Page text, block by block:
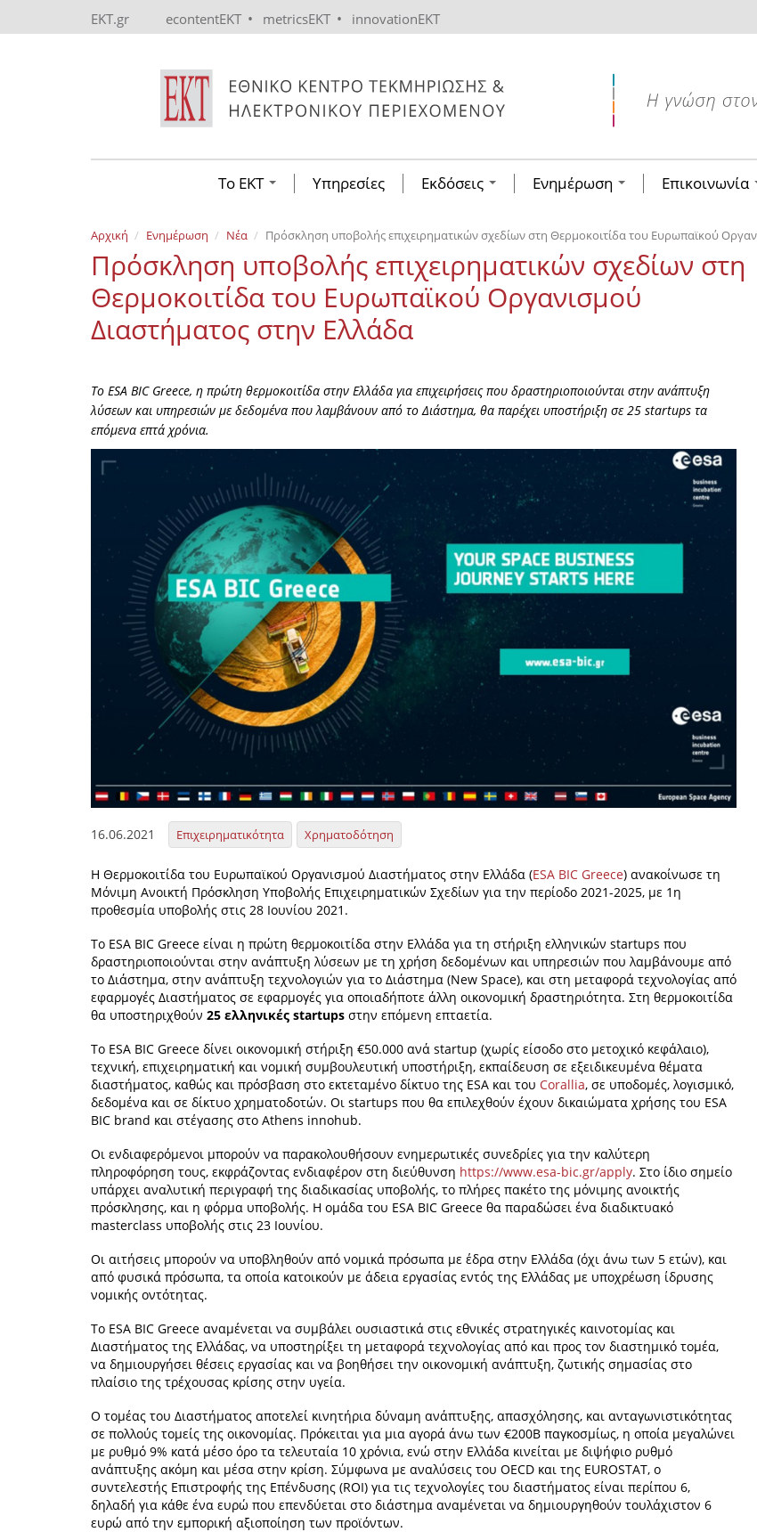
EKT.gr econtentEKT • metricsEKT • innovationEKT
Το ΕΚΤ Υπηρεσίες Εκδόσεις Ενημέρωση Επικοινωνία
Αρχική Ενημέρωση Νέα Πρόσκληση υποβολής επιχειρηματικών σχεδίων στη Θερμοκοιτίδα του Ευρωπαϊκού
Πρόσκληση υποβολής επιχειρηματικών σχεδίων στη
Θερμοκοιτίδα του Ευρωπαϊκού Οργανισμού
Διαστήματος στην Ελλάδα
Το ESA BIC Greece, η πρώτη θερμοκοιτίδα στην Ελλάδα για επιχειρήσεις που δραστηριοποιούνται στην ανάπτυξη
λύσεων και υπηρεσιών με δεδομένα που λαμβάνουν από το Διάστημα, θα παρέχει υποστήριξη σε 25 startups τα
επόμενα επτά χρόνια.
16.06.2021 Επιχειρηματικότητα Χρηματοδότηση
Η Θερμοκοιτίδα του Ευρωπαϊκού Οργανισμού Διαστήματος στην Ελλάδα (ESA BIC Greece) ανακοίνωσε τη
Μόνιμη Ανοικτή Πρόσκληση Υποβολής Επιχειρηματικών Σχεδίων για την περίοδο 2021-2025, με 1η
προθεσμία υποβολής στις 28 Ιουνίου 2021.
Το ESA BIC Greece είναι η πρώτη θερμοκοιτίδα στην Ελλάδα για τη στήριξη ελληνικών startups που
δραστηριοποιούνται στην ανάπτυξη λύσεων με τη χρήση δεδομένων και υπηρεσιών που λαμβάνουμε από
το Διάστημα, στην ανάπτυξη τεχνολογιών για το Διάστημα (New Space), και στη μεταφορά τεχνολογίας από
εφαρμογές Διαστήματος σε εφαρμογές για οποιαδήποτε άλλη οικονομική δραστηριότητα. Στη θερμοκοιτίδα
θα υποστηριχθούν 25 ελληνικές startups στην επόμενη επταετία.
Το ESA BIC Greece δίνει οικονομική στήριξη €50.000 ανά startup (χωρίς είσοδο στο μετοχικό κεφάλαιο),
τεχνική, επιχειρηματική και νομική συμβουλευτική υποστήριξη, εκπαίδευση σε εξειδικευμένα θέματα
διαστήματος, καθώς και πρόσβαση στο εκτεταμένο δίκτυο της ESA και του Corallia, σε υποδομές, λογισμικό,
δεδομένα και σε δίκτυο χρηματοδοτών. Οι startups που θα επιλεχθούν έχουν δικαιώματα χρήσης του ESA
BIC brand και στέγασης στο Athens innohub.
Οι ενδιαφερόμενοι μπορούν να παρακολουθήσουν ενημερωτικές συνεδρίες για την καλύτερη
πληροφόρηση τους, εκφράζοντας ενδιαφέρον στη διεύθυνση https://www.esa-bic.gr/apply. Στο ίδιο σημείο
υπάρχει αναλυτική περιγραφή της διαδικασίας υποβολής, το πλήρες πακέτο της μόνιμης ανοικτής
πρόσκλησης, και η φόρμα υποβολής. Η ομάδα του ESA BIC Greece θα παραδώσει ένα διαδικτυακό
masterclass υποβολής στις 23 Ιουνίου.
Οι αιτήσεις μπορούν να υποβληθούν από νομικά πρόσωπα με έδρα στην Ελλάδα (όχι άνω των 5 ετών), και
από φυσικά πρόσωπα, τα οποία κατοικούν με άδεια εργασίας εντός της Ελλάδας με υποχρέωση ίδρυσης
νομικής οντότητας.
Το ESA BIC Greece αναμένεται να συμβάλει ουσιαστικά στις εθνικές στρατηγικές καινοτομίας και
Διαστήματος της Ελλάδας, να υποστηρίξει τη μεταφορά τεχνολογίας από και προς τον διαστημικό τομέα,
να δημιουργήσει θέσεις εργασίας και να βοηθήσει την οικονομική ανάπτυξη, ζωτικής σημασίας στο
πλαίσιο της τρέχουσας κρίσης στην υγεία.
Ο τομέας του Διαστήματος αποτελεί κινητήρια δύναμη ανάπτυξης, απασχόλησης, και ανταγωνιστικότητας
σε πολλούς τομείς της οικονομίας. Πρόκειται για μια αγορά άνω των €200Β παγκοσμίως, η οποία μεγαλώνει
με ρυθμό 9% κατά μέσο όρο τα τελευταία 10 χρόνια, ενώ στην Ελλάδα κινείται με διψήφιο ρυθμό
ανάπτυξης ακόμη και μέσα στην κρίση. Σύμφωνα με αναλύσεις του OECD και της EUROSTAT, ο
συντελεστής Επιστροφής της Επένδυσης (ROI) για τις τεχνολογίες του διαστήματος είναι περίπου 6,
δηλαδή για κάθε ένα ευρώ που επενδύεται στο διάστημα αναμένεται να δημιουργηθούν τουλάχιστον 6
ευρώ από την εμπορική αξιοποίηση των προϊόντων.